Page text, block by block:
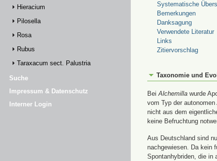
Hieracium
Pilosella
Rosa
Rubus
Taraxacum sect. Palustria
Suche
Impressum & Datenschutz
Interner Login
Systematische
Bemerkungen
Danksagung
Verwendete Literatur
Links
Zitiervorschlag
Taxonomie und
BeiAlchemilla wurde
vom Typ der
nicht aus dem
keine Befruchtung
Aus Deutschland sind
nachgewiesen. Da kein
Spontanhybriden, die in